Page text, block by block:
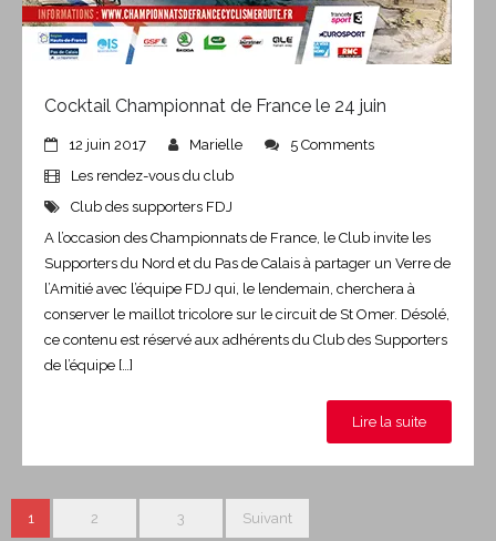
Cocktail Championnat de France le 24 juin
12 juin 2017 Marielle
5 Comments
Les rendez-vous du club
Club des supporters FDJ
A l’occasion des Championnats de France, le Club invite les
Supporters du Nord et du Pas de Calais à partager un Verre de
l’Amitié avec l’équipe FDJ qui, le lendemain, cherchera à
conserver le maillot tricolore sur le circuit de St Omer. Désolé,
ce contenu est réservé aux adhérents du Club des Supporters
de l’équipe […]
Lire la suite
1 2 3 Suivant